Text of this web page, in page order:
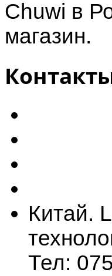
Chuwi в
магазин.
Китай.
Тел: